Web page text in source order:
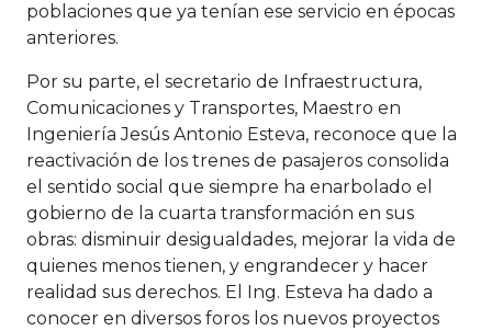
poblaciones que ya tenían ese servicio en épocas
anteriores.
Por su parte, el secretario de Infraestructura,
Comunicaciones y Transportes, Maestro en
Ingeniería Jesús Antonio Esteva, reconoce que la
reactivación de los trenes de pasajeros consolida
el sentido social que siempre ha enarbolado el
gobierno de la cuarta transformación en sus
obras: disminuir desigualdades, mejorar la vida de
quienes menos tienen, y engrandecer y hacer
realidad sus derechos. El Ing. Esteva ha dado a
conocer en diversos foros los nuevos proyectos